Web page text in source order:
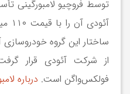
ساختار این گروه خودروسازی
از شرکت آئودی قرار
فولکس‌واگن است. درباره